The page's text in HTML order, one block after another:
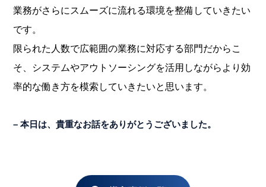
業務がさらにスムーズに流れる環境を整備していきたい
です。
限られた人数で広範囲の業務に対応する部門だからこ
そ、システムやアウトソーシングを活用しながらより効
率的な働き方を模索していきたいと思います。
– 本日は、貴重なお話をありがとうございました。